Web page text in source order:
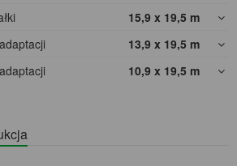
15,9 x 19,5 m
13,9 x 19,5 m
10,9 x 19,5 m